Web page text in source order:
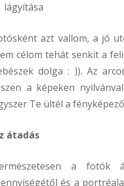
lágyítása
azt vallom, a jó
célom tehát senkit a
dolga : )). Az
a képeken
Te ültél a
átadás
a fotók
és a